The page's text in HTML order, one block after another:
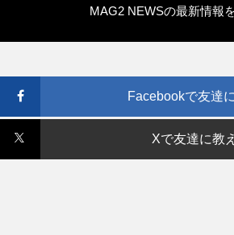
MAG2 NEWSの最新情報
Facebookで友達
Xで友達に教